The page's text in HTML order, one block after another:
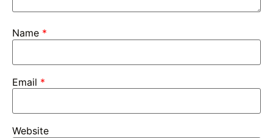
Name *
Email *
Website